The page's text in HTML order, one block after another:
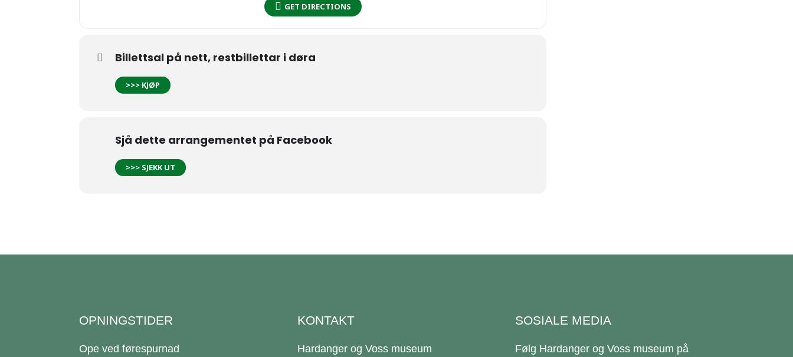
GET DIRECTIONS
Billettsal på nett, restbillettar i døra
>>> KJØP
Sjå dette arrangementet på Facebook
>>> SJEKK UT
OPNINGSTIDER
Ope ved førespurnad
KONTAKT
Hardanger og Voss museum
SOSIALE MEDIA
Følg Hardanger og Voss museum på